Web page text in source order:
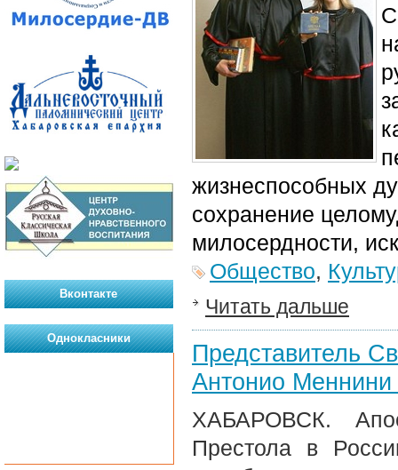
жизнеспособных
сохранение
милосердности,
Общество,
Читать дальше
Представитель
Антонио Меннини
ХАБАРОВСК.
Престола в
Вконтакте
Однокласники